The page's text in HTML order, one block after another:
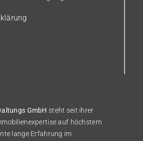
GmbH steht seit ihrer
auf höchstem
lange Erfahrung im